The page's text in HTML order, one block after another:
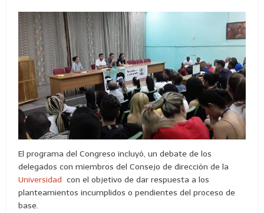
El programa del Congreso incluyó, un debate de los
delegados con miembros del Consejo de dirección de la
Universidad con el objetivo de dar respuesta a los
planteamientos incumplidos o pendientes del proceso de
base.